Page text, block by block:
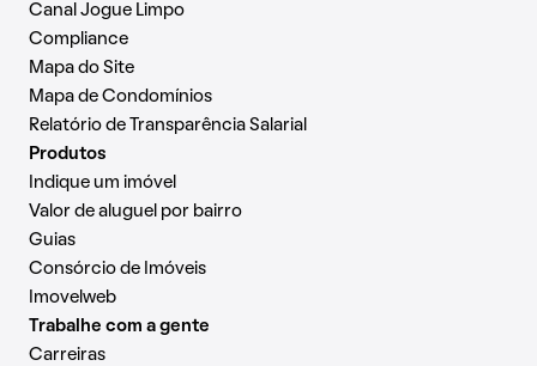
Canal Jogue Limpo
Compliance
Mapa do Site
Mapa de Condomínios
Relatório de Transparência Salarial
Produtos
Indique um imóvel
Valor de aluguel por bairro
Guias
Consórcio de Imóveis
Imovelweb
Trabalhe com a gente
Carreiras